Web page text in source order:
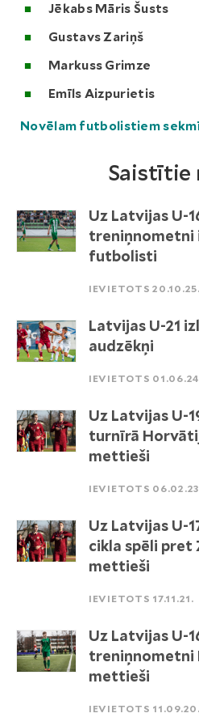
Jēkabs Māris Šusts
Gustavs Zariņš
Markuss Grimze
Emīls Aizpurietis
Novēlam futbolistiem
Saistītie
Uz Latvijas U-
treniņnometni
futbolisti
IEVIETOTS 20.10.25.
Latvijas U-21
audzēkņi
IEVIETOTS
Uz Latvijas U-
turnīrā
mettieši
IEVIETOTS
Uz Latvijas U-
cikla spēli pret
mettieši
IEVIETOTS 17.11.21.
Uz Latvijas U-
treniņnometni
mettieši
IEVIETOTS 11.09.20.